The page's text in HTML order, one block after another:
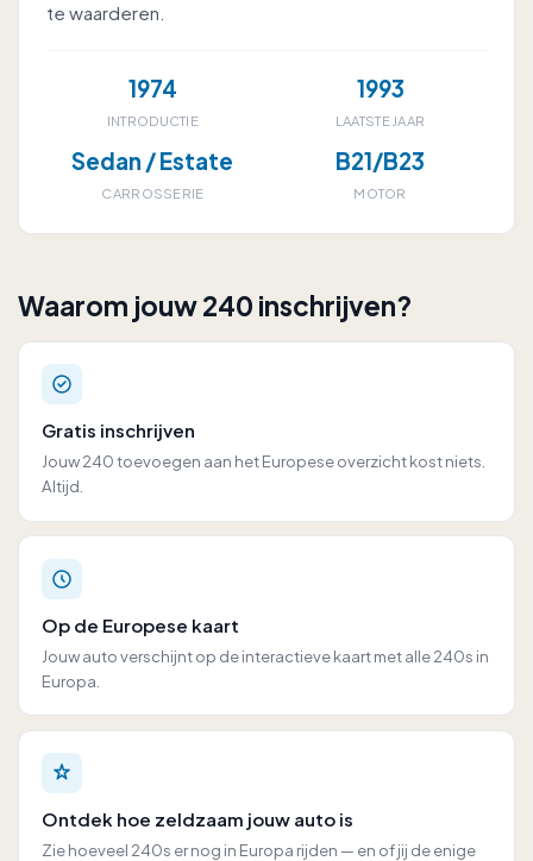
te waarderen.
1974
INTRODUCTIE
1993
LAATSTE JAAR
Sedan / Estate
CARROSSERIE
B21/B23
MOTOR
Waarom jouw 240 inschrijven?
Gratis inschrijven
Jouw 240 toevoegen aan het Europese overzicht kost niets.
Altijd.
Op de Europese kaart
Jouw auto verschijnt op de interactieve kaart met alle 240s in
Europa.
Ontdek hoe zeldzaam jouw auto is
Zie hoeveel 240s er nog in Europa rijden — en of jij de enige